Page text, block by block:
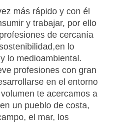
más rápido y con él
y trabajar, por ello
de cercanía
lo
lo medioambiental.
profesiones con gran
en el entorno
te acercamos a
un pueblo de costa,
el mar, los